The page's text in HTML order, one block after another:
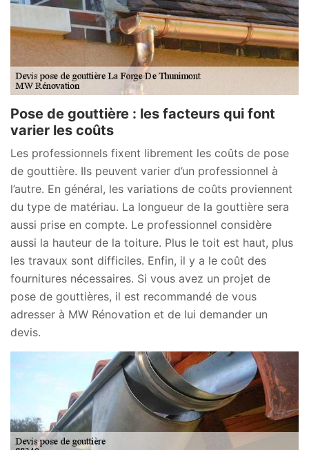
Pose de gouttière : les facteurs qui font
varier les coûts
Les professionnels fixent librement les coûts de pose
de gouttière. Ils peuvent varier d’un professionnel à
l’autre. En général, les variations de coûts proviennent
du type de matériau. La longueur de la gouttière sera
aussi prise en compte. Le professionnel considère
aussi la hauteur de la toiture. Plus le toit est haut, plus
les travaux sont difficiles. Enfin, il y a le coût des
fournitures nécessaires. Si vous avez un projet de
pose de gouttières, il est recommandé de vous
adresser à MW Rénovation et de lui demander un
devis.